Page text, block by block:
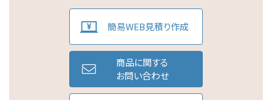
簡易WEB見積り作成
商品に関する
お問い合わせ